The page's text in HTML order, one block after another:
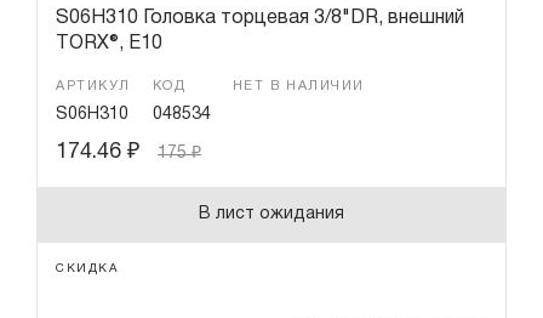
S06H310 Головка торцевая 3/8"DR, внешний
TORX®, Е10
АРТИКУЛ
S06H310
КОД
048534
НЕТ В НАЛИЧИИ
174.46 ₽ 175₽
В лист ожидания
СКИДКА